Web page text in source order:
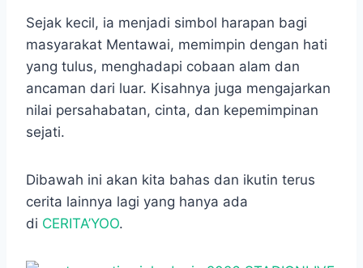
Sejak kecil, ia menjadi simbol harapan bagi
masyarakat Mentawai, memimpin dengan hati
yang tulus, menghadapi cobaan alam dan
ancaman dari luar. Kisahnya juga mengajarkan
nilai persahabatan, cinta, dan kepemimpinan
sejati.
Dibawah ini akan kita bahas dan ikutin terus
cerita lainnya lagi yang hanya ada
di CERITA’YOO.